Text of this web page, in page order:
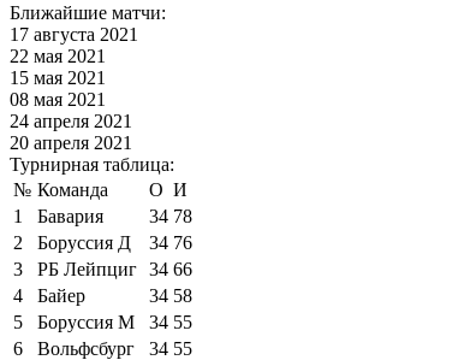
Ближайшие матчи:
17 августа 2021
22 мая 2021
15 мая 2021
08 мая 2021
24 апреля 2021
20 апреля 2021
Турнирная таблица:
№ Команда О И
1
Бавария 34 78
2
Боруссия Д 34 76
3
РБ Лейпциг 34 66
4
Байер 34 58
5
Боруссия М 34 55
6
Вольфсбург 34 55